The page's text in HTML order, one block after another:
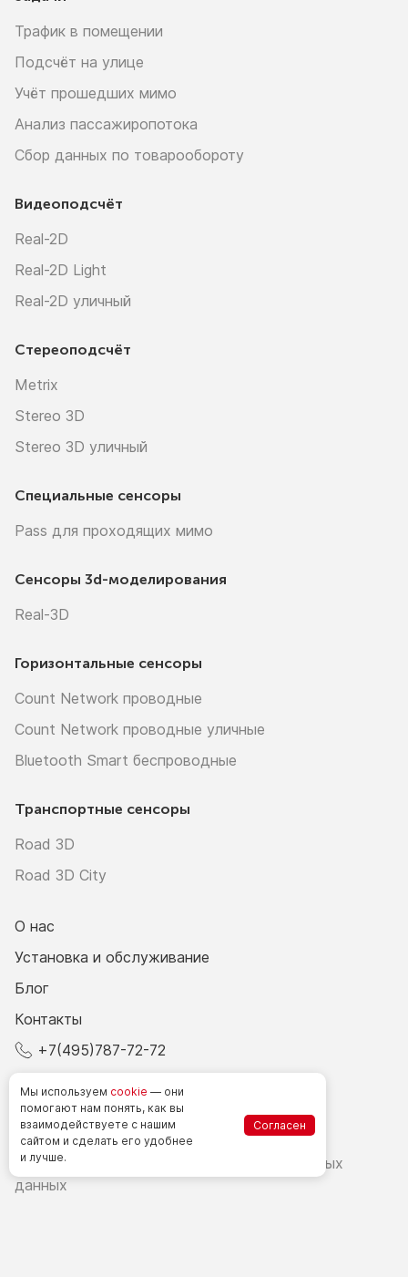
Трафик в помещении
Подсчёт на улице
Учёт прошедших мимо
Анализ пассажиропотока
Сбор данных по товарообороту
Видеоподсчёт
Real-2D
Real-2D Light
Real-2D уличный
Стереоподсчёт
Metrix
Stereo 3D
Stereo 3D уличный
Специальные сенсоры
Pass для проходящих мимо
Сенсоры 3d-моделирования
Real-3D
Горизонтальные сенсоры
Count Network проводные
Count Network проводные уличные
Bluetooth Smart беспроводные
Транспортные сенсоры
Road 3D
Road 3D City
О нас
Установка и обслуживание
Блог
Контакты
+7(495)787-72-72
Счетчики посетителей в РФ
Политика в области обработки персональных
данных
Мы используем cookie — они
помогают нам понять, как вы
взаимодействуете с нашим
сайтом и сделать его удобнее
и лучше.
Согласен